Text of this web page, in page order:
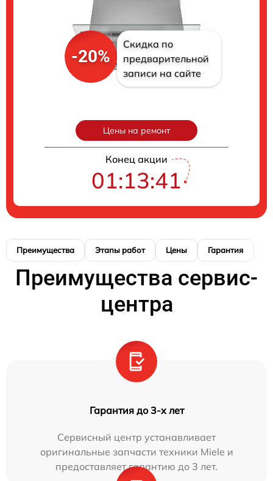
-20%
Скидка по
предварительной
записи на сайте
Цены на ремонт
Конец акции
01:13:40
Преимущества Этапы работ Цены Гарантия
Преимущества сервис-
центра
Гарантия до 3-х лет
Сервисный центр устанавливает
оригинальные запчасти техники Miele и
предоставляет гарантию до 3 лет.